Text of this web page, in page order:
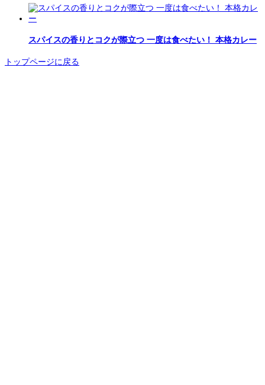
スパイスの香りとコクが際立つ 一度は食べたい！ 本格カレー
トップページに戻る